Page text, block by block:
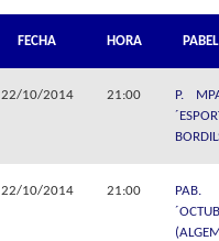
FECHA HORA
22/10/2014 21:00
P.
22/10/2014 21:00